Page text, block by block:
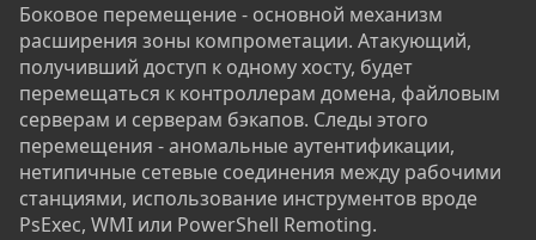
Боковое перемещение - основной механизм
расширения зоны компрометации. Атакующий,
получивший доступ к одному хосту, будет
перемещаться к контроллерам домена, файловым
серверам и серверам бэкапов. Следы этого
перемещения - аномальные аутентификации,
нетипичные сетевые соединения между рабочими
станциями, использование инструментов вроде
PsExec, WMI или PowerShell Remoting.